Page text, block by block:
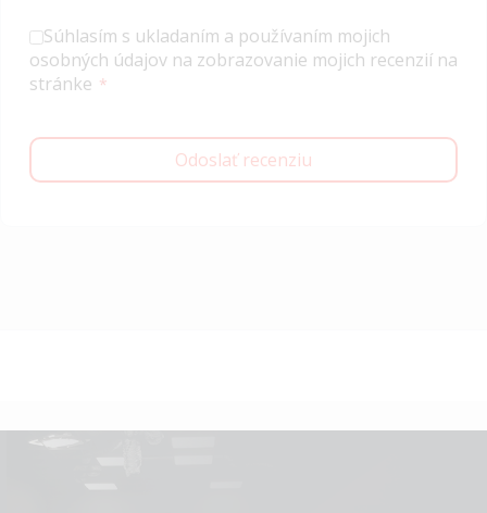
Súhlasím s ukladaním a používaním mojich
osobných údajov na zobrazovanie mojich recenzií na
stránke
Odoslať recenziu